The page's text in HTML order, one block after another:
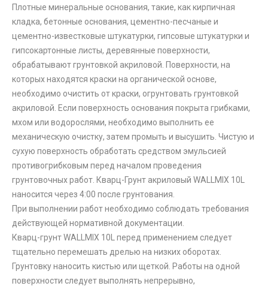
Плотные минеральные основания, такие, как кирпичная
кладка, бетонные основания, цементно-песчаные и
цементно-известковые штукатурки, гипсовые штукатурки и
гипсокартонные листы, деревянные поверхности,
обрабатывают грунтовкой акриловой. Поверхности, на
которых находятся краски на органической основе,
необходимо очистить от краски, огрунтовать грунтовкой
акриловой. Если поверхность основания покрыта грибками,
мхом или водорослями, необходимо выполнить ее
механическую очистку, затем промыть и высушить. Чистую и
сухую поверхность обработать средством эмульсией
противогрибковым перед началом проведения
грунтовочных работ. Кварц-Грунт акриловый WALLMIX 10L
наносится через 4:00 после грунтования.
При выполнении работ необходимо соблюдать требования
действующей нормативной документации.
Кварц-грунт WALLMIX 10L перед применением следует
тщательно перемешать дрелью на низких оборотах.
Грунтовку наносить кистью или щеткой. Работы на одной
поверхности следует выполнять непрерывно,